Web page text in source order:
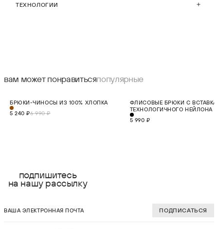
ТЕХНОЛОГИИ
вам может понравитьсяпопулярные
НОВИНКА
M
БРЮКИ-ЧИНОСЫ ИЗ 100% ХЛОПКА
5 240 ₽6 990 ₽
ФЛИСОВЫЕ БРЮКИ С
ТЕХНОЛОГИЧНОГО НЕЙЛОНА
5 990 ₽
подпишитесь
на нашу рассылку
ПОДПИСАТЬСЯ